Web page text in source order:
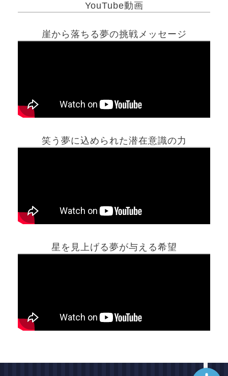
YouTube動画
崖から落ちる夢の挑戦メッセージ
笑う夢に込められた潜在意識の力
星を見上げる夢が与える希望
ホーム
最新記事動画